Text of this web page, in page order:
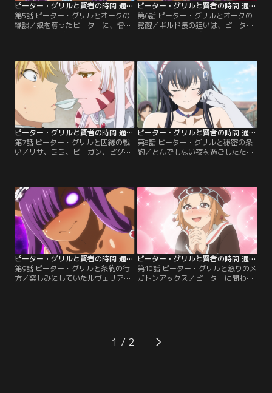
ピーター・グリルと賢者の時間 通常ver. 第05話
第5話 ピーター・グリルとオークの
縁談／娘を奪ったピーターに、憎し
ターへの縁談話だった。ルヴェリア
の必死の反対も空しく、オークの国
に連れて来られたピーター。彼のお
相手として姿を現したのは、美しく
慎ましいピグリット・パンチェッタ
だった。
ピーター・グリルと賢者の時間 通常ver. 第06話
第6話 ピーター・グリルとオークの
覚醒／ギルド長の狙いは、ピーター
とピグリットをわざと浮気させ、ル
らないと己に言い聞かせるピーター
だが、ピグリットのおっぱいの魔力
に負け、またしても一夜を共にして
しまう。ギルド長からは報告を求め
られ、今度こそ身の破滅だと絶望し
かけた時……。
ピーター・グリルと賢者の時間 通常ver. 第07話
第7話 ピーター・グリルと因縁の戦
い／リサ、ミミ、ビーガン、ピグリ
ペー。ピーター側の都合は一切お構
いなしに、性的な興奮度を数値化し
て見せるという代物だ。それぞれが
譲らず、争いが激化するかに見えた
時、ティムが酒を持って訪れ、酒盛
りが始まる。
ピーター・グリルと賢者の時間 通常ver. 第08話
第8話 ピーター・グリルと秘密の条
約／とんでもない夜を過ごしたため
取り決めるしかない！リサによる鶴
の一声で条約が締結され、ピーター
は毎晩ひとりずつから搾り取られる
ことになった。ようやく休息日が訪
れ、ルヴェリアとのデートに出かけ
るが……。
ピーター・グリルと賢者の時間 通常ver. 第09話
第9話 ピーター・グリルと条約の行
方／楽しみにしていたルヴェリアと
のデートが台無しになり、落ち込む
ったのだ。罪の意識と自己嫌悪のあ
まり、全裸で飛び出したピーターが
ピーター・グリルと賢者の時間 通常ver. 第10話
第10話 ピーター・グリルと怒りのメ
ガトンアックス／ピーターに問われ
たリサは、自らの身の上に関する驚
筋肉フェチ。そんなことも知らず、
通りがかったミミがスパルタコスに
1